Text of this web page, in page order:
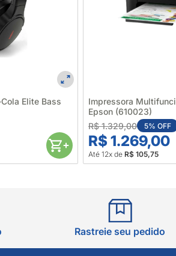
Elite Bass
Impressora
Epson (610023)
R$ 1.329,00
5% OFF
R$ 1.269,00
Até 12x de R$ 105,75
Rastreie seu pedido